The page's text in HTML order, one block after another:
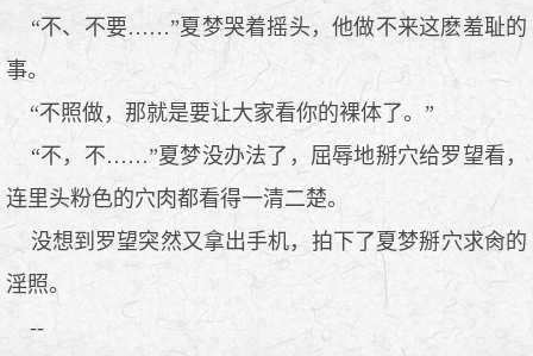
“不、不要……”夏梦哭着摇头，他做不来这麽羞耻的
事。
“不照做，那就是要让大家看你的裸体了。”
“不，不……”夏梦没办法了，屈辱地掰穴给罗望看，
连里头粉色的穴肉都看得一清二楚。
没想到罗望突然又拿出手机，拍下了夏梦掰穴求肏的
淫照。
--